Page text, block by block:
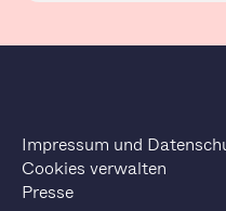
Impressum und
Cookies verwalten
Presse